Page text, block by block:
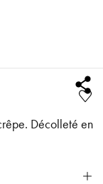
Décolleté en